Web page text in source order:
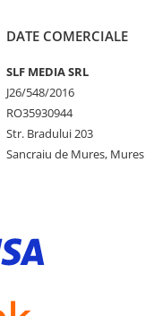
DATE COMERCIALE
SLF MEDIA SRL
J26/548/2016
RO35930944
Str. Bradului 203
Sancraiu de Mures, Mures